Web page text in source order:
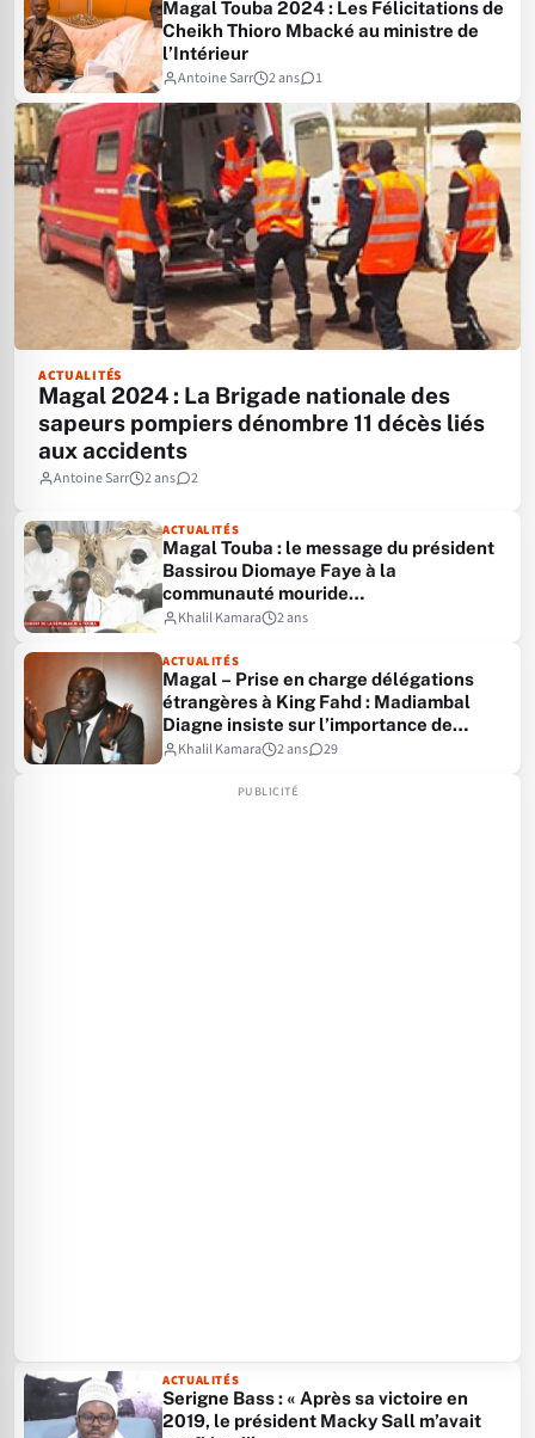
Magal Touba 2024 : Les Félicitations de
Cheikh Thioro Mbacké au ministre de
l’Intérieur
Antoine Sarr
2 ans 1
ACTUALITÉS
Magal 2024 : La Brigade nationale des
sapeurs pompiers dénombre 11 décès liés
aux accidents
Antoine Sarr 2 ans 2
ACTUALITÉS
Magal Touba : le message du président
Bassirou Diomaye Faye à la
communauté mouride…
Khalil Kamara
2 ans
ACTUALITÉS
Magal – Prise en charge délégations
étrangères à King Fahd : Madiambal
Diagne insiste sur l’importance de
l’événement…
Khalil Kamara 2 ans 29
ACTUALITÉS
Serigne Bass : « Après sa victoire en
2019, le président Macky Sall m’avait